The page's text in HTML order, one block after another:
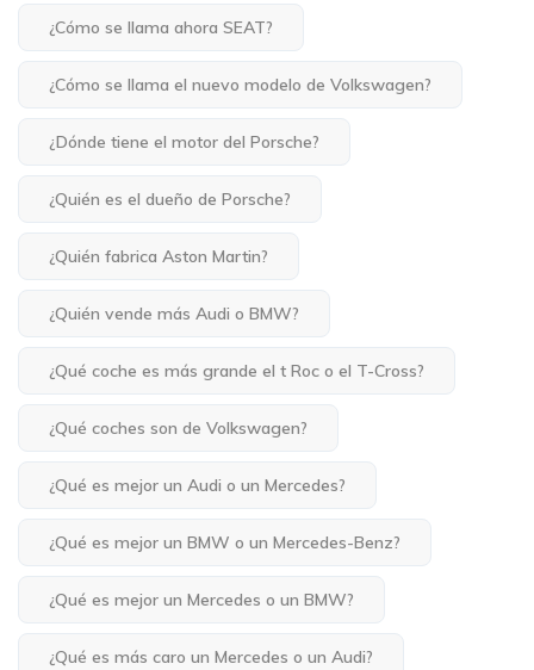
¿Cómo se llama ahora SEAT?
¿Cómo se llama el nuevo modelo de Volkswagen?
¿Dónde tiene el motor del Porsche?
¿Quién es el dueño de Porsche?
¿Quién fabrica Aston Martin?
¿Quién vende más Audi o BMW?
¿Qué coche es más grande el t Roc o el T-Cross?
¿Qué coches son de Volkswagen?
¿Qué es mejor un Audi o un Mercedes?
¿Qué es mejor un BMW o un Mercedes-Benz?
¿Qué es mejor un Mercedes o un BMW?
¿Qué es más caro un Mercedes o un Audi?